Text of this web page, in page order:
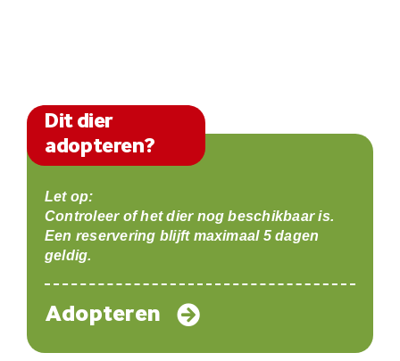
Dit dier
adopteren?
Let op:
Controleer of het dier nog beschikbaar is.
Een reservering blijft maximaal 5 dagen
geldig.
Adopteren